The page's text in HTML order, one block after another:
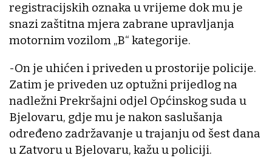
registracijskih oznaka u vrijeme dok mu je
snazi zaštitna mjera zabrane upravljanja
motornim vozilom „B“ kategorije.
-On je uhićen i priveden u prostorije policije.
Zatim je priveden uz optužni prijedlog na
nadležni Prekršajni odjel Općinskog suda u
Bjelovaru, gdje mu je nakon saslušanja
određeno zadržavanje u trajanju od šest dana
u Zatvoru u Bjelovaru, kažu u policiji.